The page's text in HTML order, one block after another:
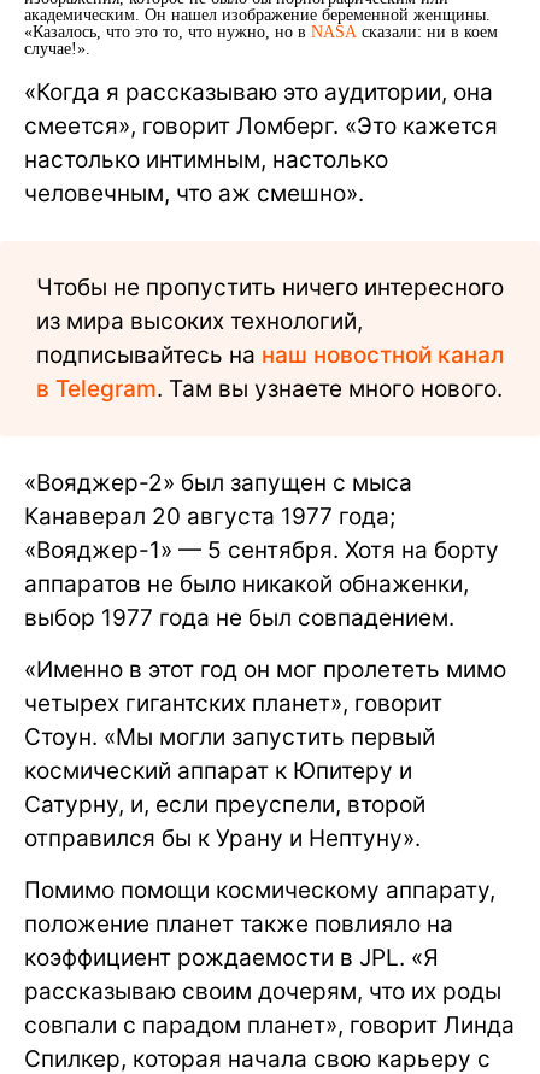
академическим. Он нашел изображение беременной женщины.
«Казалось, что это то, что нужно, но в NASA сказали: ни в коем
случае!».
«Когда я рассказываю это аудитории, она
смеется», говорит Ломберг. «Это кажется
настолько интимным, настолько
человечным, что аж смешно».
Чтобы не пропустить ничего интересного
из мира высоких технологий,
подписывайтесь на наш новостной канал
в Telegram. Там вы узнаете много нового.
«Вояджер-2» был запущен с мыса
Канаверал 20 августа 1977 года;
«Вояджер-1» — 5 сентября. Хотя на борту
аппаратов не было никакой обнаженки,
выбор 1977 года не был совпадением.
«Именно в этот год он мог пролететь мимо
четырех гигантских планет», говорит
Стоун. «Мы могли запустить первый
космический аппарат к Юпитеру и
Сатурну, и, если преуспели, второй
отправился бы к Урану и Нептуну».
Помимо помощи космическому аппарату,
положение планет также повлияло на
коэффициент рождаемости в JPL. «Я
рассказываю своим дочерям, что их роды
совпали с парадом планет», говорит Линда
Спилкер, которая начала свою карьеру с